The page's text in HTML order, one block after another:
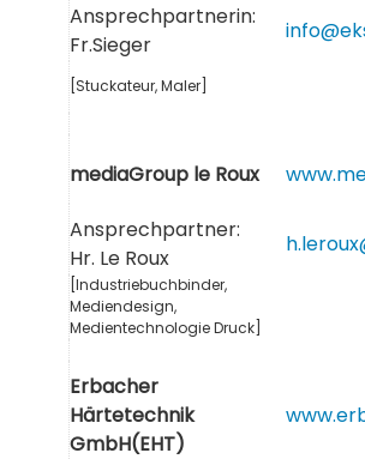
Ansprechpartnerin:
Fr.Sieger
[Stuckateur, Maler]
mediaGroup le Roux
Ansprechpartner:
Hr. Le Roux
[Industriebuchbinder,
Mediendesign,
Medientechnologie Druck]
Erbacher
Härtetechnik
GmbH(EHT)